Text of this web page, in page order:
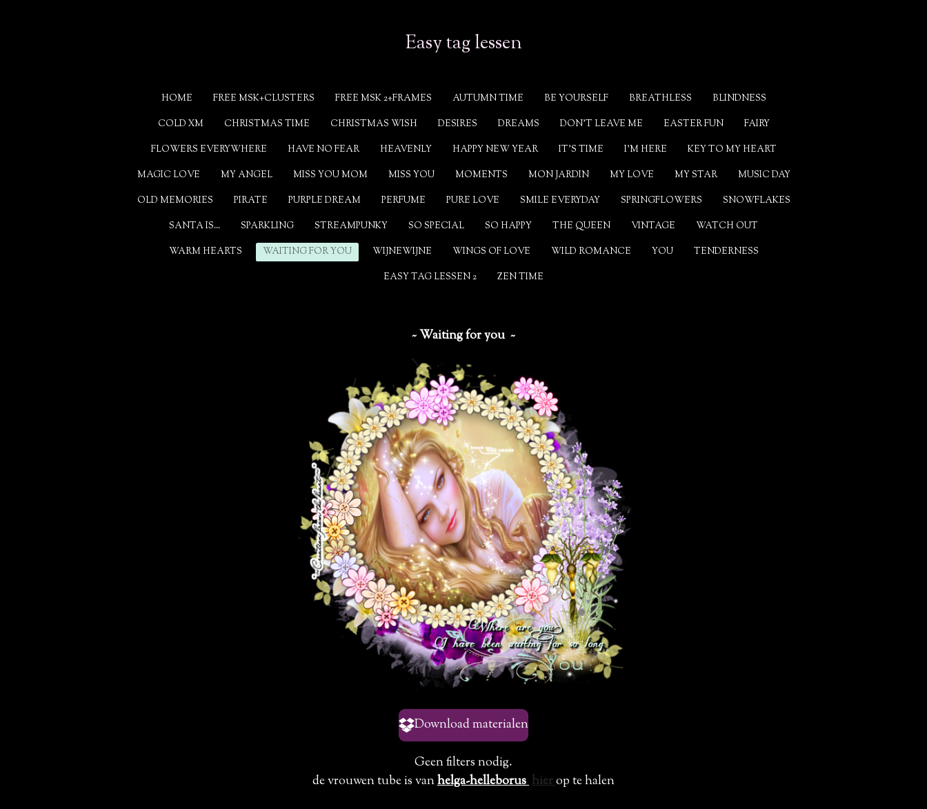
Easy tag lessen
HOME FREE MSK+CLUSTERS FREE MSK 2+FRAMES AUTUMN TIME BE YOURSELF BREATHLESS BLINDNESS
COLD XM CHRISTMAS TIME CHRISTMAS WISH DESIRES DREAMS DON'T LEAVE ME EASTER FUN FAIRY
FLOWERS EVERYWHERE HAVE NO FEAR HEAVENLY HAPPY NEW YEAR IT'S TIME I'M HERE KEY TO MY HEART
MAGIC LOVE MY ANGEL MISS YOU MOM MISS YOU MOMENTS MON JARDIN MY LOVE MY STAR MUSIC DAY
OLD MEMORIES PIRATE PURPLE DREAM PERFUME PURE LOVE SMILE EVERYDAY SPRINGFLOWERS SNOWFLAKES
SANTA IS... SPARKLING STREAMPUNKY SO SPECIAL SO HAPPY THE QUEEN VINTAGE WATCH OUT
WARM HEARTS WAITING FOR YOU WIJNEWIJNE WINGS OF LOVE WILD ROMANCE YOU TENDERNESS
EASY TAG LESSEN 2 ZEN TIME
~ Waiting for you ~
Download materialen
Geen filters nodig.
de vrouwen tube is vanhelga-helleborushierop te halen